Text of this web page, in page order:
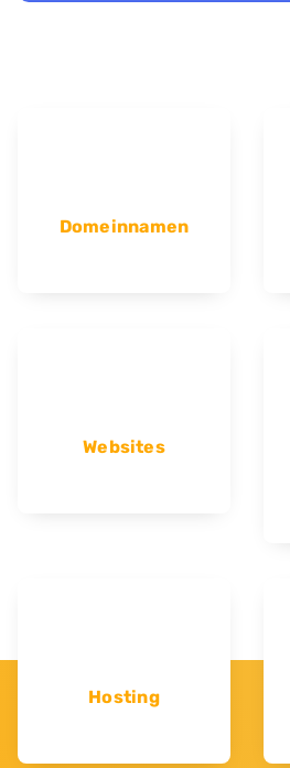
Domeinnamen
Websites
Hosting